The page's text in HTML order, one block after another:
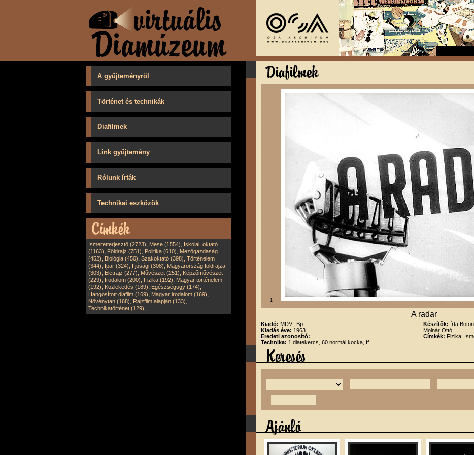
A gyűjteményről
Történet és technikák
Diafilmek
Link gyűjtemény
Rólunk írták
Technikai eszközök
Ismeretterjesztő (2723), Mese (1554), Iskolai, oktató
(1163), Földrajz (751), Politika (610), Mezőgazdaság
(452), Biológia (450), Szakoktató (398), Történelem
(344), Ipar (324), Ifjúsági (308), Magyarország földrajza
(303), Életrajz (277), Művészet (251), Képzőművészet
(229), Irodalom (200), Fizika (192), Magyar történelem
(192), Közlekedés (189), Egészségügy (174),
Hangosított diafilm (169), Magyar irodalom (169),
Növénytan (168), Rajzfilm alapján (133),
Technikatörténet (129),
1
A radar
Kiadó: MDV., Bp.
Kiadás éve: 1963
Eredeti azonosító:
Technika: 1 diatekercs, 60 normál kocka, ff.
Készítők: írta
Molnár Ottó
Címkék: Fizika,